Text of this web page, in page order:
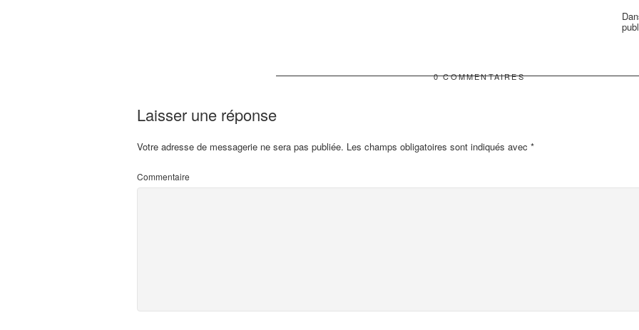
0 COMMENTAIRES
Laisser une réponse
Votre adresse de messagerie ne sera pas publiée. Les champs obligatoires sont indiqués avec *
Commentaire